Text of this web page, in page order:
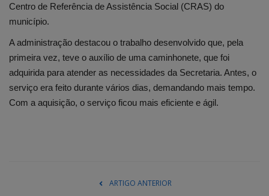
Centro de Referência de Assistência Social (CRAS) do
município.
A administração destacou o trabalho desenvolvido que, pela
primeira vez, teve o auxílio de uma caminhonete, que foi
adquirida para atender as necessidades da Secretaria. Antes, o
serviço era feito durante vários dias, demandando mais tempo.
Com a aquisição, o serviço ficou mais eficiente e ágil.
ARTIGO ANTERIOR